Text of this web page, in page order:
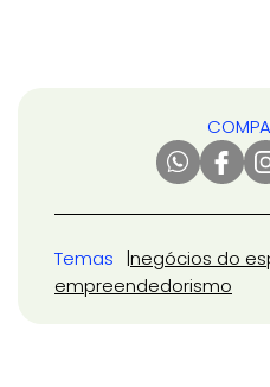
Temas negócios do
empreendedorismo